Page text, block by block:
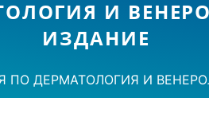
И
ИЗДАНИЕ
ПО ДЕРМАТОЛОГИЯ И